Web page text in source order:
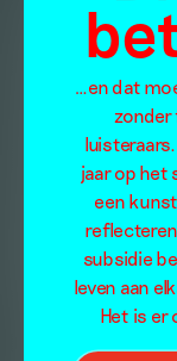
…en dat
zonder
jaar op het
een
subsidie
leven aan
Het is er